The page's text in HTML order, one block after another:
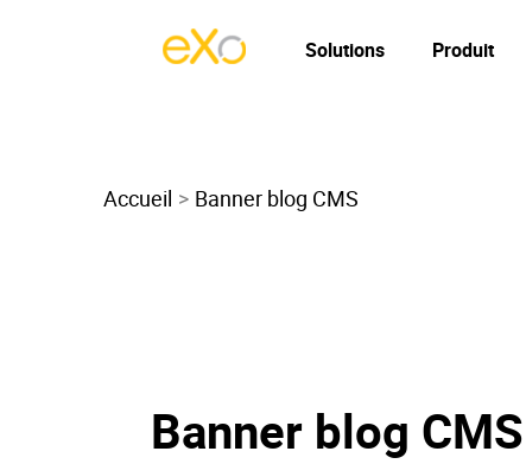
Solutions Produit
Accueil Banner blog CMS
Banner blog CMS